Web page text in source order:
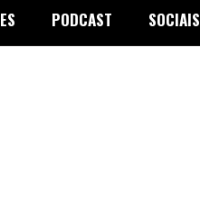
PODCAST SOCIAIS